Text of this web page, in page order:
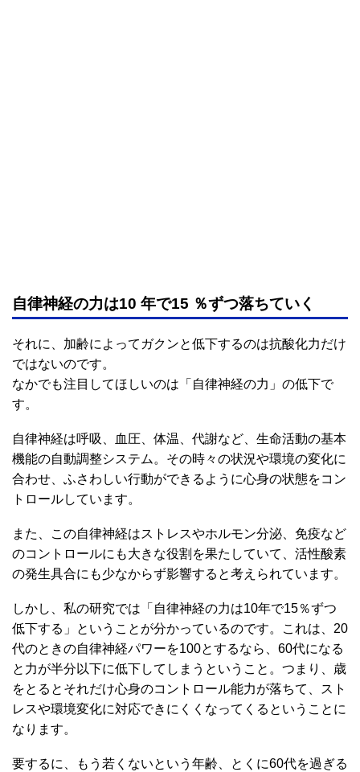
自律神経の力は10 年で15 ％ずつ落ちていく
それに、加齢によってガクンと低下するのは抗酸化力だけ
ではないのです。
なかでも注目してほしいのは「自律神経の力」の低下で
す。
自律神経は呼吸、血圧、体温、代謝など、生命活動の基本
機能の自動調整システム。その時々の状況や環境の変化に
合わせ、ふさわしい行動ができるように心身の状態をコン
トロールしています。
また、この自律神経はストレスやホルモン分泌、免疫など
のコントロールにも大きな役割を果たしていて、活性酸素
の発生具合にも少なからず影響すると考えられています。
しかし、私の研究では「自律神経の力は10年で15％ずつ
低下する」ということが分かっているのです。これは、20
代のときの自律神経パワーを100とするなら、60代になる
と力が半分以下に低下してしまうということ。つまり、歳
をとるとそれだけ心身のコントロール能力が落ちて、スト
レスや環境変化に対応できにくくなってくるということに
なります。
要するに、もう若くないという年齢、とくに60代を過ぎる